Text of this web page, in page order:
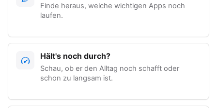
Finde heraus, welche wichtigen Apps noch
laufen.
Hält's noch durch?
Schau, ob er den Alltag noch schafft oder
schon zu langsam ist.